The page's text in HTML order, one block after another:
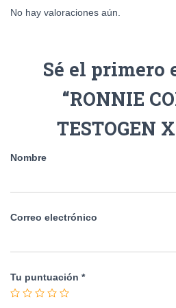
No hay valoraciones aún.
Sé el primero
“RONNIE
TESTOGEN
Nombre
Correo electrónico
Tu puntuación *